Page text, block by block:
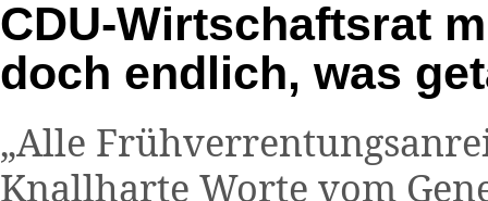
CDU-Wirtschaftsrat
doch endlich, was
„Alle
Knallharte Worte vom